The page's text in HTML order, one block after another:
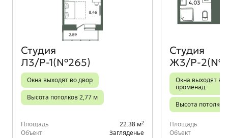
Студия
Л3/Р-1(№265)
Окна выходят во двор
Высота потолков 2,77 м
Площадь 22.38 м2
Объект
Загляденье
Студия
Ж3/Р-
Окна выходят во
променад
Высота
Площадь
Объект